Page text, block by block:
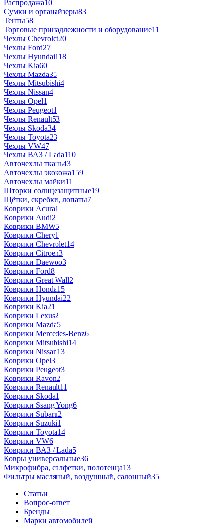
Распродажа10
Сумки и органайзеры83
Тенты58
Торговые принадлежности и оборудование11
Чехлы Chevrolet20
Чехлы Ford27
Чехлы Hyundai118
Чехлы Kia60
Чехлы Mazda35
Чехлы Mitsubishi4
Чехлы Nissan4
Чехлы Opel1
Чехлы Peugeot1
Чехлы Renault53
Чехлы Skoda34
Чехлы Toyota23
Чехлы VW47
Чехлы ВАЗ / Lada110
Авточехлы ткань43
Авточехлы экокожа159
Авточехлы майки11
Шторки солнцезащитные19
Щётки, скребки, лопаты7
Коврики Acura1
Коврики Audi2
Коврики BMW5
Коврики Chery1
Коврики Chevrolet14
Коврики Citroen3
Коврики Daewoo3
Коврики Ford8
Коврики Great Wall2
Коврики Honda15
Коврики Hyundai22
Коврики Kia21
Коврики Lexus2
Коврики Mazda5
Коврики Mercedes-Benz6
Коврики Mitsubishi14
Коврики Nissan13
Коврики Opel3
Коврики Peugeot3
Коврики Ravon2
Коврики Renault11
Коврики Skoda1
Коврики Ssang Yong6
Коврики Subaru2
Коврики Suzuki1
Коврики Toyota14
Коврики VW6
Коврики ВАЗ / Lada5
Ковры универсальные36
Микрофибра, салфетки, полотенца13
Фильтры масляный, воздушный, салонный35
Статьи
Вопрос-ответ
Бренды
Марки автомобилей